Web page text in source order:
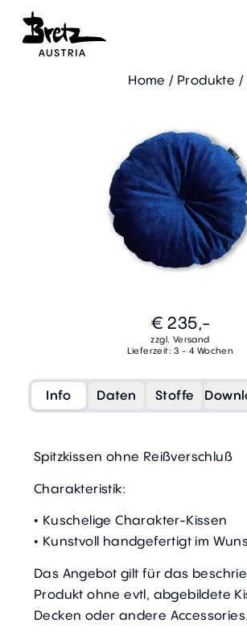
Home / Produkte /
€ 235,-
zzgl. Versand
Lieferzeit: 3 - 4 Wochen
Info Daten Stoffe
Spitzkissen ohne Reißverschluß
Charakteristik:
• Kuschelige Charakter-Kissen
• Kunstvoll handgefertigt im
Das Angebot gilt für das
Produkt ohne evtl, abgebildete
Decken oder andere Accessories.